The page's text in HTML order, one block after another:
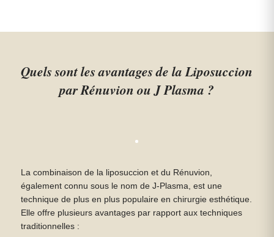
Quels sont les avantages de la Liposuccion
par Rénuvion ou J Plasma ?
La combinaison de la liposuccion et du Rénuvion,
également connu sous le nom de J-Plasma, est une
technique de plus en plus populaire en chirurgie esthétique.
Elle offre plusieurs avantages par rapport aux techniques
traditionnelles :